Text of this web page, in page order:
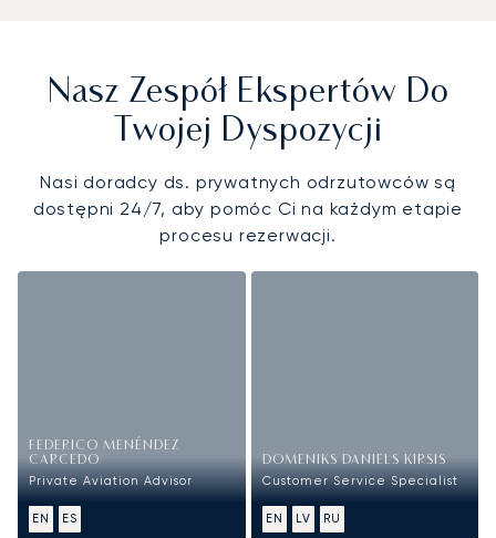
Nasz Zespół Ekspertów Do
Twojej Dyspozycji
Nasi doradcy ds. prywatnych odrzutowców są
dostępni 24/7, aby pomóc Ci na każdym etapie
procesu rezerwacji.
FEDERICO MENÉNDEZ
CARCEDO
Private Aviation Advisor
EN ES
DOMENIKS DANIELS KIRSIS
Customer Service Specialist
EN LV RU